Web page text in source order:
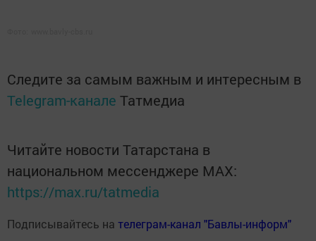
Следите за самым важным и интересным в
Telegram-канале Татмедиа
Читайте новости Татарстана в
национальном мессенджере MАХ:
https://max.ru/tatmedia
Подписывайтесь на телеграм-канал "Бавлы-информ"